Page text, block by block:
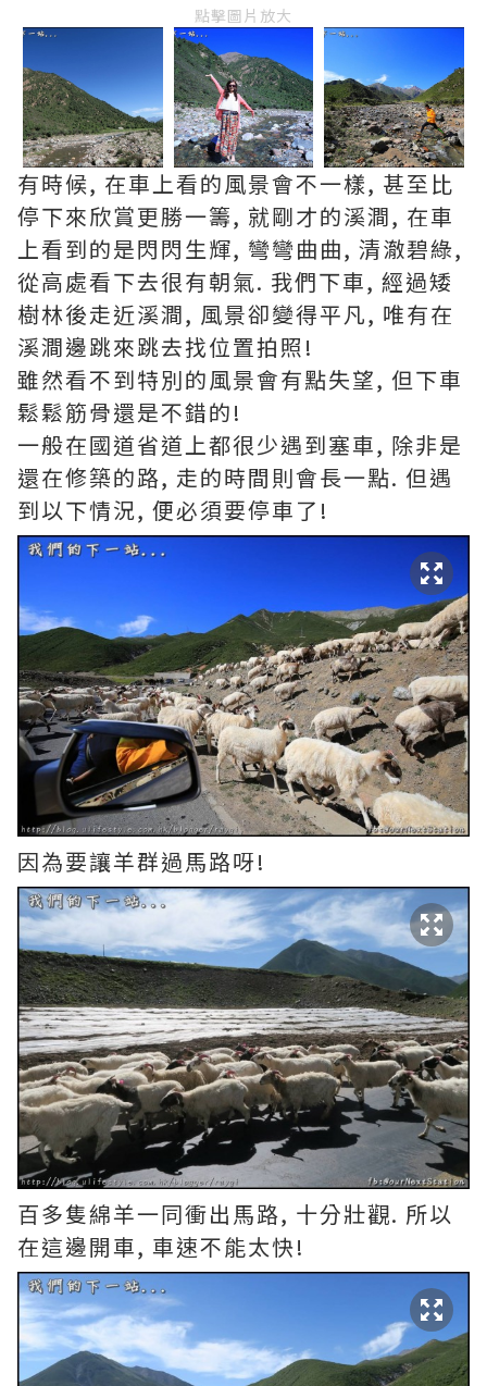
點擊圖片放大
有時候, 在車上看的風景會不一樣, 甚至比
停下來欣賞更勝一籌, 就剛才的溪澗, 在車
上看到的是閃閃生輝, 彎彎曲曲, 清澈碧綠,
從高處看下去很有朝氣. 我們下車, 經過矮
樹林後走近溪澗, 風景卻變得平凡, 唯有在
溪澗邊跳來跳去找位置拍照!
雖然看不到特別的風景會有點失望, 但下車
鬆鬆筋骨還是不錯的!
一般在國道省道上都很少遇到塞車, 除非是
還在修築的路, 走的時間則會長一點. 但遇
到以下情況, 便必須要停車了!
因為要讓羊群過馬路呀!
百多隻綿羊一同衝出馬路, 十分壯觀. 所以
在這邊開車, 車速不能太快!